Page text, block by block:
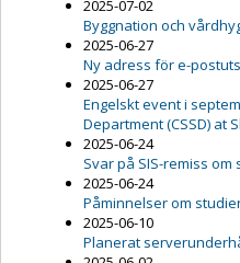
2025-07-02
Byggnation och
2025-06-27
Ny adress för e-
2025-06-27
Engelskt event i
Department (CSSD) at
2025-06-24
Svar på SIS-remiss
2025-06-24
Påminnelser om
2025-06-10
Planerat